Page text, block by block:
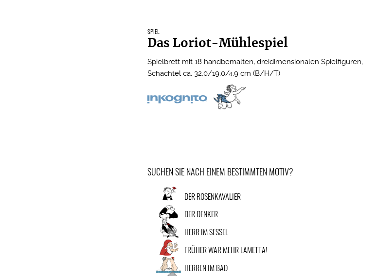
SPIEL
Das Loriot-Mühlespiel
Spielbrett mit 18 handbemalten, dreidimensionalen Spielfiguren;
Schachtel ca. 32,0/19,0/4,9 cm (B/H/T)
SUCHEN SIE NACH EINEM BESTIMMTEN MOTIV?
DER ROSENKAVALIER
DER DENKER
HERR IM SESSEL
FRÜHER WAR MEHR LAMETTA!
HERREN IM BAD